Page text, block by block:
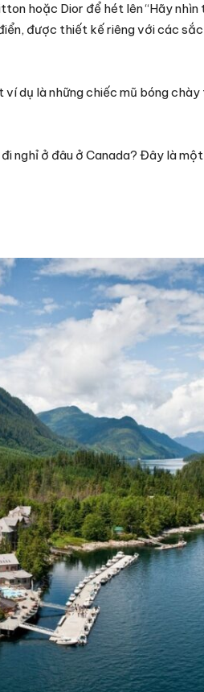
hoặc Dior để hét lên “Hãy
được thiết kế riêng với các
dụ là những chiếc mũ bóng
nghỉ ở đâu ở Canada? Đây là